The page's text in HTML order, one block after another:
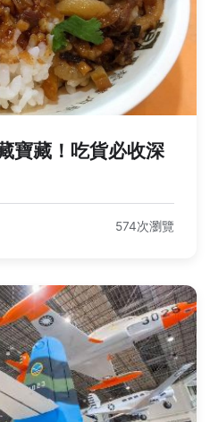
寶藏！吃貨必收深
574次瀏覽